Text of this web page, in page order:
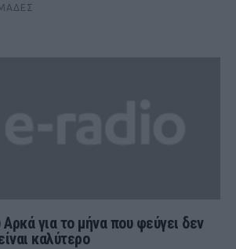
για το μήνα που φεύγει δεν
καλύτερο